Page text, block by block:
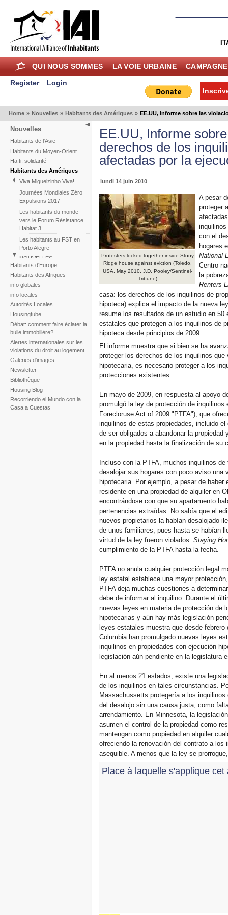
QUI NOUS SOMMES LA VOIE URBAINE
Register
Login
Home » Nouvelles » Habitants des Amériques » EE.UU, Informe sobre las
Nouvelles
Habitants de l'Asie
Habitants du Moyen-Orient
Haïti, solidarité
Habitants des Amériques
Viva Miguelzinho Viva!
Journées Mondiales Zéro
Expulsions 2017
Les habitants du monde
vers le Forum Résistance
Habitat 3
Les habitants au FST en
Porto Alegre
NOUVELLES
Perú: Marche des Colonies
Huascar
Reportaje fotogràfico sobre
la tragedia de la tormenta
Noel
Habitants d'Europe
Habitants des Afriques
info globales
info locales
Autorités Locales
Housingtube
Débat: comment faire éclater la
bulle immobilière?
Alertes internationales sur les
violations du droit au logement
Galeries d'images
Newsletter
Bibliothèque
Housing Blog
Recorriendo el Mundo con la
Casa a Cuestas
EE.UU, Informe
derechos de los
afectadas por la
lundi 14 juin 2010
Protesters locked together inside Stony
Ridge house against eviction (Toledo,
USA, May 2010, J.D. Pooley/Sentinel-
Tribune)
A pesar
proteger
con el
hogares
National
Centro
la
Renters
casa: los derechos de los inquilinos de
hipoteca) explica el impacto de la nueva
resume los resultados de un estudio en
estatales que protegen a los inquilinos de
hipoteca desde principios de 2009.
El informe muestra que si bien se ha
proteger los derechos de los inquilinos
hipotecaria, es necesario proteger a los
protecciones existentes.
En mayo de 2009, en respuesta al apoyo
promulgó la ley de protección de
Forecloruse Act of 2009 "PTFA"), que
inquilinos de estas propiedades, incluido
de ser obligados a abandonar la
en la propiedad hasta la finalización de su
Incluso con la PTFA, muchos inquilinos
desalojar sus hogares con poco aviso una
hipotecaria. Por ejemplo, a pesar de
residente en una propiedad de alquiler en
encontrándose con que su apartamento
pertenencias extraídas. No sabía que el
nuevos propietarios la habían desalojado
de unos familiares, pues hasta se habían
virtud de la ley fueron violados.Staying
cumplimiento de la PTFA hasta la fecha.
PTFA no anula cualquier protección legal
ley estatal establece una mayor
PTFA deja muchas cuestiones a
debe de informar al inquilino. Durante el
nuevas leyes en materia de protección de
hipotecarias y aún hay más legislación
leyes estatales muestra que desde
Columbia han promulgado nuevas leyes
inquilinos en propiedades con ejecución
legislación aún pendiente en la legislatura
En al menos 21 estados, existe una
de los inquilinos en tales circunstancias.
Massachussetts protegería a los
del desalojo sin una causa justa, como
arrendamiento. En Minnesota, la
asumen el control de la propiedad como
mantengan como propiedad en alquiler
ofreciendo la renovación del contrato a los
asequible. A menos que la ley se
Place à laquelle s'applique cet